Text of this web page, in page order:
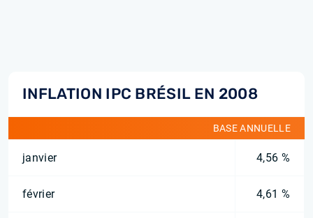
INFLATION IPC BRÉSIL EN 2008
BASE ANNUELLE
janvier 4,56 %
février 4,61 %